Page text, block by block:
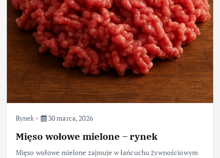
Rynek 30 marca, 2026
Mięso wołowe mielone – rynek
Mięso wołowe mielone zajmuje w łańcuchu żywnościowym